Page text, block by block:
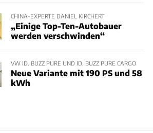
CHINA-EXPERTE DANIEL KIRCHERT
„Einige Top-Ten-Autobauer
werden verschwinden“
VW ID. BUZZ PURE UND ID. BUZZ PURE CARGO
Neue Variante mit 190 PS und 58
kWh